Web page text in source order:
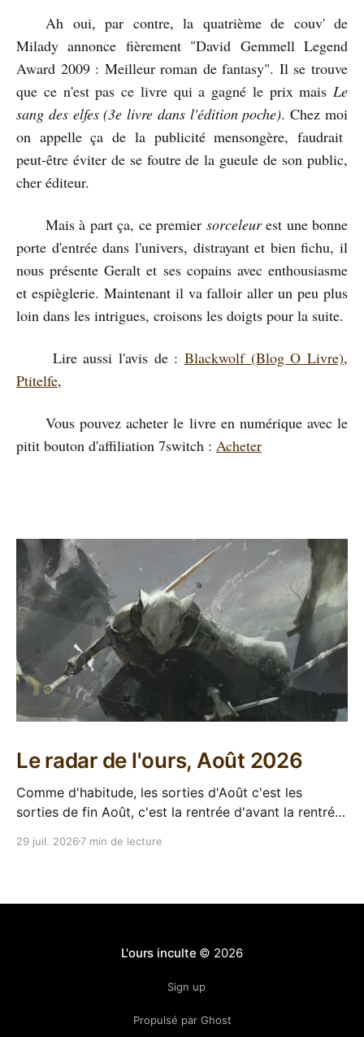
Ah oui, par contre, la quatrième de couv' de
Milady annonce fièrement "David Gemmell Legend
Award 2009 : Meilleur roman de fantasy". Il se trouve
que ce n'est pas ce livre qui a gagné le prix mais Le
sang des elfes (3e livre dans l'édition poche). Chez moi
on appelle ça de la publicité mensongère, faudrait
peut-être éviter de se foutre de la gueule de son public,
cher éditeur.
Mais à part ça, ce premier sorceleurest une bonne
porte d'entrée dans l'univers, distrayant et bien fichu, il
nous présente Geralt et ses copains avec enthousiasme
et espièglerie. Maintenant il va falloir aller un peu plus
loin dans les intrigues, croisons les doigts pour la suite.
Lire aussi l'avis de : Blackwolf (Blog O Livre),
Ptitelfe,
Vous pouvez acheter le livre en numérique avec le
pitit bouton d'affiliation 7switch : Acheter
Le radar de l'ours, Août 2026
Comme d'habitude, les sorties d'Août c'est les
sorties de fin Août, c'est la rentrée d'avant la rentrée,
29 juil. 2026 7 min de lecture
L'ours inculte © 2026
Sign up
Propulsé par Ghost